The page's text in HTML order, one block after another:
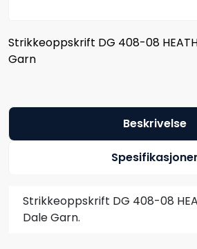
Strikkeoppskrift DG 408-08
Garn
Beskrivelse
Spesifikasjoner
Strikkeoppskrift DG 408-08
Dale Garn.